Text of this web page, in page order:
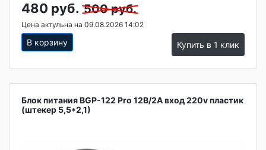
480 руб. 500 руб.
Цена актульна на 09.08.2026 14:02
В корзину Купить в 1 клик
Блок питания BGP-122 Pro 12B/2A вход 220v пластик
(штекер 5,5*2,1)